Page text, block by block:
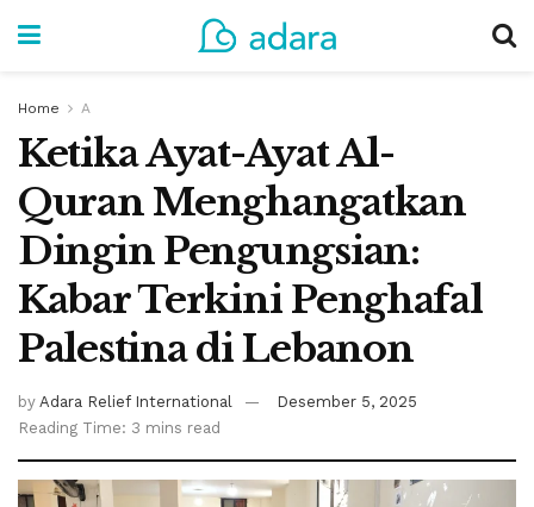
Home A
Ketika Ayat-Ayat Al-
Quran Menghangatkan
Dingin Pengungsian:
Kabar Terkini Penghafal
Palestina di Lebanon
by Adara Relief International
Desember 5, 2025
Reading Time: 3 mins read